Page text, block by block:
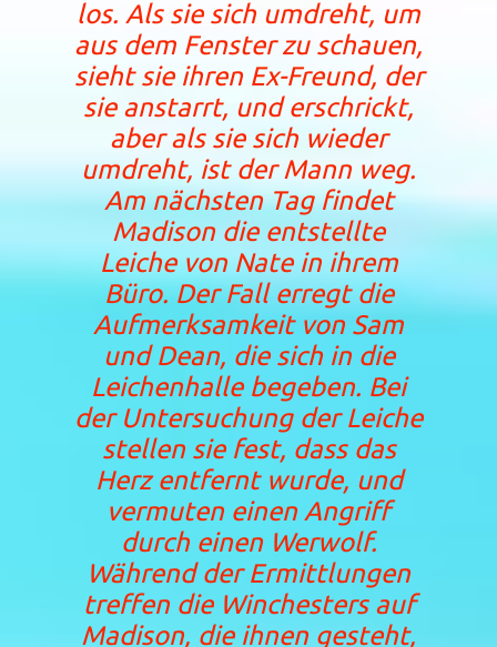
los. Als sie sich umdreht, um
aus dem Fenster zu schauen,
sieht sie ihren Ex-Freund, der
sie anstarrt, und erschrickt,
aber als sie sich wieder
umdreht, ist der Mann weg.
Am nächsten Tag findet
Madison die entstellte
Leiche von Nate in ihrem
Büro. Der Fall erregt die
Aufmerksamkeit von Sam
und Dean, die sich in die
Leichenhalle begeben. Bei
der Untersuchung der Leiche
stellen sie fest, dass das
Herz entfernt wurde, und
vermuten einen Angriff
durch einen Werwolf.
Während der Ermittlungen
treffen die Winchesters auf
Madison, die ihnen gesteht,